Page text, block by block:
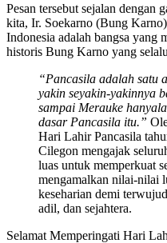
Pesan tersebut sejalan dengan
kita, Ir. Soekarno (Bung
Indonesia adalah bangsa yang
historis Bung Karno yang
“Pancasila adalah satu
yakin seyakin-yakinnya
sampai Merauke
dasar Pancasila itu.”
Hari Lahir Pancasila
Cilegon mengajak
luas untuk memperkuat
mengamalkan nilai-nilai
keseharian demi
adil, dan sejahtera.
Selamat Memperingati Hari